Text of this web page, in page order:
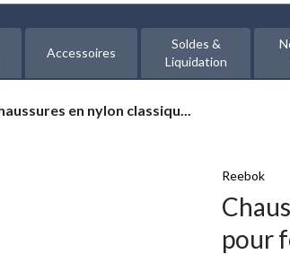
Accessoires
Soldes &
Liquidation
en nylon classiqu...
Reebok
pour